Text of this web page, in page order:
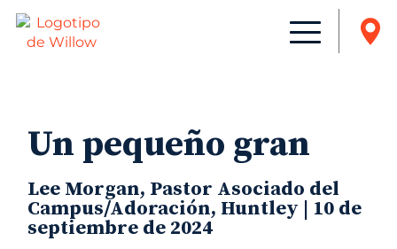
Un pequeño gran
Lee Morgan, Pastor Asociado del
Campus/Adoración, Huntley | 10 de
septiembre de 2024